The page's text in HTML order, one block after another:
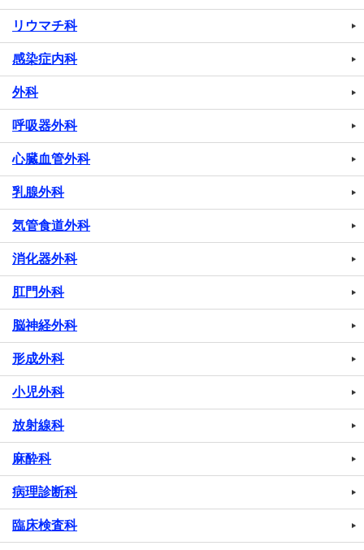
リウマチ科
感染症内科
外科
呼吸器外科
心臓血管外科
乳腺外科
気管食道外科
消化器外科
肛門外科
脳神経外科
形成外科
小児外科
放射線科
麻酔科
病理診断科
臨床検査科